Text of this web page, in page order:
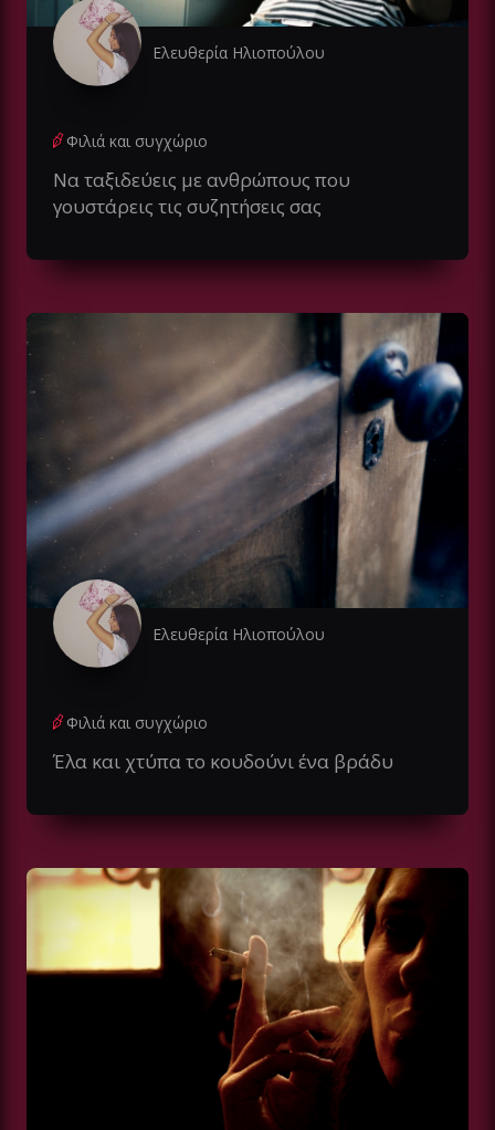
Ελευθερία Ηλιοπούλου
Φιλιά και συγχώριο
Να ταξιδεύεις με ανθρώπους που
γουστάρεις τις συζητήσεις σας
Ελευθερία Ηλιοπούλου
Φιλιά και συγχώριο
Έλα και χτύπα το κουδούνι ένα βράδυ